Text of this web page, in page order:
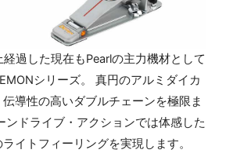
過した現在もPearlの主力機材として
シリーズ。 真円のアルミダイカ
導性の高いダブルチェーンを極限ま
ンドライブ・アクションでは体感した
イトフィーリングを実現します。